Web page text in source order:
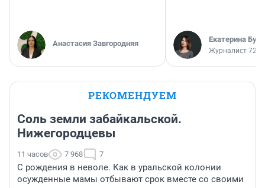
Анастасия Завгородняя Екатерина
Журналист
РЕКОМЕНДУЕМ
Соль земли забайкальской.
Нижегородцевы
11 часов 7 968 7
С рождения в неволе. Как в уральской колонии
осужденные мамы отбывают срок вместе со своими